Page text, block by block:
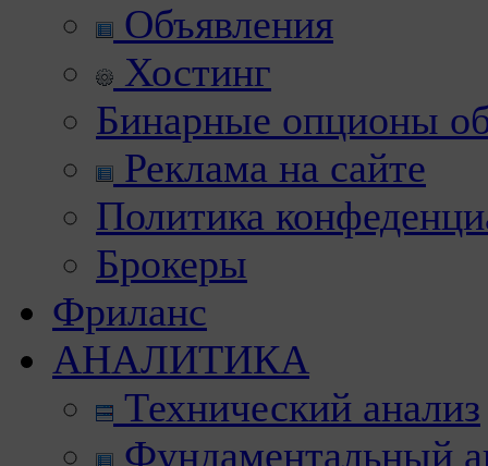
Объявления
Хостинг
Бинарные опционы
Реклама на сайте
Политика
Брокеры
Фриланс
АНАЛИТИКА
Технический анализ
Фундаментальный